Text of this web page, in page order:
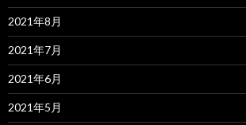
2021年8月
2021年7月
2021年6月
2021年5月